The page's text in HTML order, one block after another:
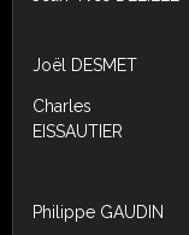
Joël DESMET
Charles
EISSAUTIER
Philippe GAUDIN